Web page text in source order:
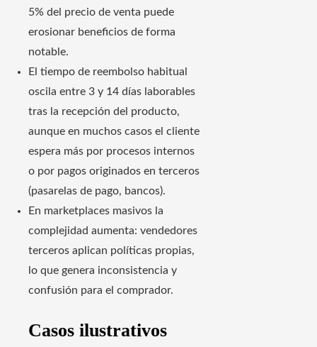
5% del precio de venta puede
erosionar beneficios de forma
notable.
El tiempo de reembolso habitual
oscila entre 3 y 14 días laborables
tras la recepción del producto,
aunque en muchos casos el cliente
espera más por procesos internos
o por pagos originados en terceros
(pasarelas de pago, bancos).
En marketplaces masivos la
complejidad aumenta: vendedores
terceros aplican políticas propias,
lo que genera inconsistencia y
confusión para el comprador.
Casos ilustrativos